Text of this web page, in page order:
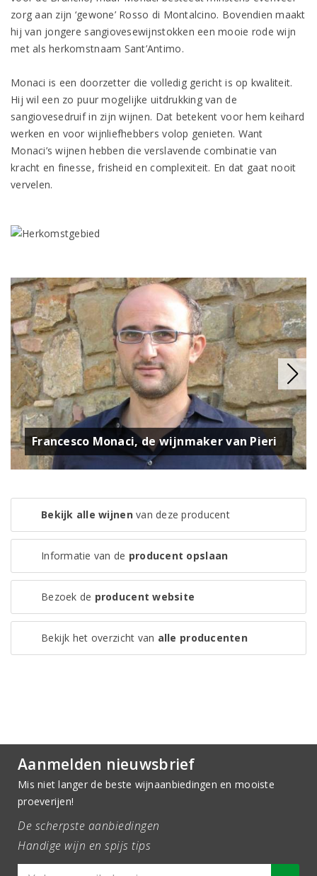
zorg aan zijn ‘gewone’ Rosso di Montalcino. Bovendien maakt
hij van jongere sangiovesewijnstokken een mooie rode wijn
met als herkomstnaam Sant’Antimo.
Monaci is een doorzetter die volledig gericht is op kwaliteit.
Hij wil een zo puur mogelijke uitdrukking van de
sangiovesedruif in zijn wijnen. Dat betekent voor hem keihard
werken en voor wijnliefhebbers volop genieten. Want
Monaci’s wijnen hebben die verslavende combinatie van
kracht en finesse, frisheid en complexiteit. En dat gaat nooit
vervelen.
Francesco Monaci, de wijnmaker van Pieri
Bekijk alle wijnenvan deze producent
Informatie van de producent opslaan
Bezoek de producent website
Bekijk het overzicht van alle producenten
Aanmelden nieuwsbrief
Mis niet langer de beste wijnaanbiedingen en mooiste
proeverijen!
De scherpste aanbiedingen
Handige wijn en spijs tips